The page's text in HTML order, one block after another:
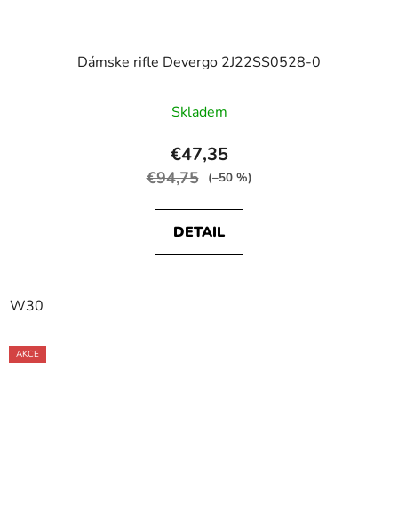
Dámske rifle Devergo 2J22SS0528-0
Skladem
€47,35
€94,75 (–50 %)
DETAIL
W30
AKCE